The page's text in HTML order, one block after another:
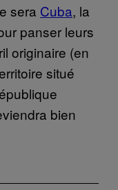
sera Cuba, la
panser leurs
originaire (en
situé
bien